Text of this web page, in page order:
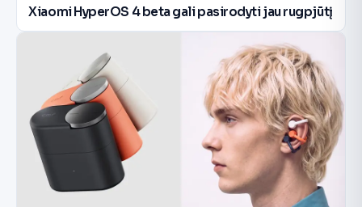
Xiaomi HyperOS 4 beta gali pasirodyti jau rugpjūtį